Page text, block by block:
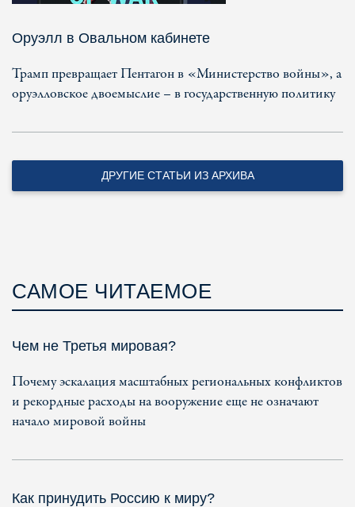
Оруэлл в Овальном кабинете
Трамп превращает Пентагон в «Министерство войны», а
оруэлловское двоемыслие – в государственную политику
ДРУГИЕ СТАТЬИ ИЗ АРХИВА
САМОЕ ЧИТАЕМОЕ
Чем не Третья мировая?
Почему эскалация масштабных региональных конфликтов
и рекордные расходы на вооружение еще не означают
начало мировой войны
Как принудить Россию к миру?